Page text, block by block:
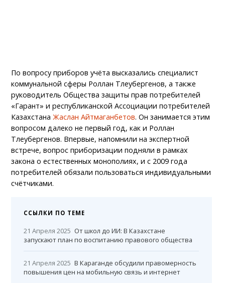
По вопросу приборов учёта высказались специалист
коммунальной сферы Роллан Тлеубергенов, а также
руководитель Общества защиты прав потребителей
«Гарант» и республиканской Ассоциации потребителей
КазахстанаЖаслан Айтмаганбетов. Он занимается этим
вопросом далеко не первый год, как и Роллан
Тлеубергенов. Впервые, напомнили на экспертной
встрече, вопрос приборизации подняли в рамках
закона о естественных монополиях, и с 2009 года
потребителей обязали пользоваться индивидуальными
счётчиками.
ССЫЛКИ ПО ТЕМЕ
21 Апреля 2025 От школ до ИИ: В Казахстане
запускают план по воспитанию правового общества
21 Апреля 2025 В Караганде обсудили правомерность
повышения цен на мобильную связь и интернет